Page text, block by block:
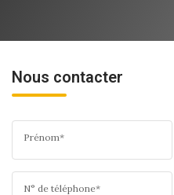
Nous contacter
Prénom*
N° de téléphone*